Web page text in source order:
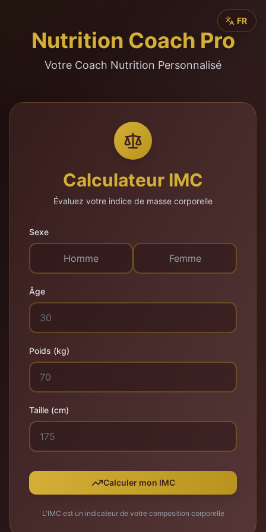
FR
Nutrition Coach Pro
Votre Coach Nutrition Personnalisé
Calculateur IMC
Évaluez votre indice de masse corporelle
Sexe
Homme Femme
Âge
Poids (kg)
Taille (cm)
Calculer mon IMC
L'IMC est un indicateur de votre composition corporelle